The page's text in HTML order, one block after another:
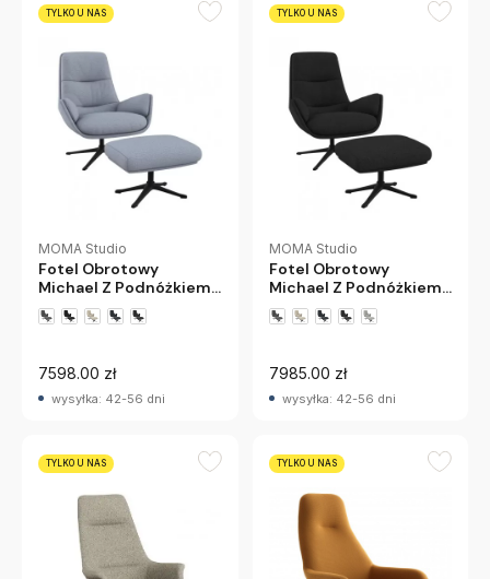
TYLKO U NAS
MOMA Studio
Fotel Obrotowy
Michael Z Podnóżkiem
Cashmere Blue
7598.00 zł
wysyłka: 42-56 dni
TYLKO U NAS
MOMA Studio
Fotel Obrotowy
Michael Z Podnóżkiem
Anthracite Grey
7985.00 zł
wysyłka: 42-56 dni
TYLKO U NAS TYLKO U NAS